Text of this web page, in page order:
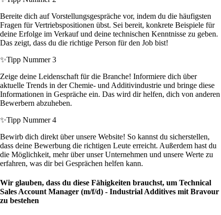
Bereite dich auf Vorstellungsgespräche vor, indem du die häufigsten
Fragen für Vertriebspositionen übst. Sei bereit, konkrete Beispiele für
deine Erfolge im Verkauf und deine technischen Kenntnisse zu geben.
Das zeigt, dass du die richtige Person für den Job bist!
✨Tipp Nummer 3
Zeige deine Leidenschaft für die Branche! Informiere dich über
aktuelle Trends in der Chemie- und Additivindustrie und bringe diese
Informationen in Gespräche ein. Das wird dir helfen, dich von anderen
Bewerbern abzuheben.
✨Tipp Nummer 4
Bewirb dich direkt über unsere Website! So kannst du sicherstellen,
dass deine Bewerbung die richtigen Leute erreicht. Außerdem hast du
die Möglichkeit, mehr über unser Unternehmen und unsere Werte zu
erfahren, was dir bei Gesprächen helfen kann.
Wir glauben, dass du diese Fähigkeiten brauchst, um Technical
Sales Account Manager (m/f/d) - Industrial Additives mit Bravour
zu bestehen